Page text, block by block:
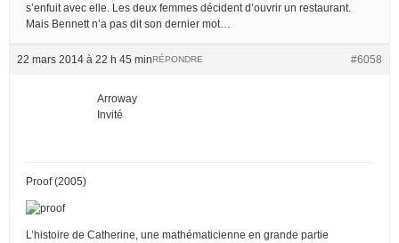
s’enfuit avec elle. Les deux femmes décident d’ouvrir un restaurant.
Mais Bennett n’a pas dit son dernier mot…
22 mars 2014 à 22 h 45 min #6058
RÉPONDRE
Arroway
Invité
Proof (2005)
L’histoire de Catherine, une mathématicienne en grande partie